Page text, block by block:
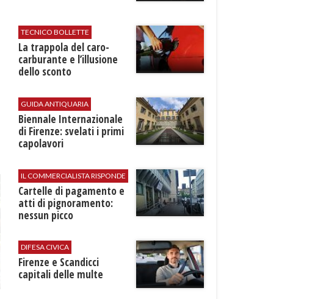
TECNICO BOLLETTE
​La trappola del caro-
carburante e l’illusione
dello sconto
GUIDA ANTIQUARIA
Biennale Internazionale
di Firenze: svelati i primi
capolavori
IL COMMERCIALISTA RISPONDE
Cartelle di pagamento e
atti di pignoramento:
nessun picco
DIFESA CIVICA
Firenze e Scandicci
capitali delle multe